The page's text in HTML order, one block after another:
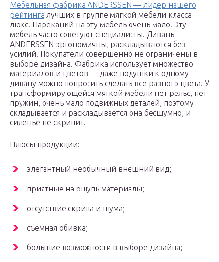
Мебельная фабрика ANDERSSEN — лидер нашего
рейтинга лучших в группе мягкой мебели класса
люкс. Нареканий на эту мебель очень мало. Эту
мебель часто советуют специалисты. Диваны
ANDERSSEN эргономичны, раскладываются без
усилий. Покупатели совершенно не ограничены в
выборе дизайна. Фабрика использует множество
материалов и цветов — даже подушки к одному
дивану можно попросить сделать все разного цвета. У
трансформирующейся мягкой мебели нет рельс, нет
пружин, очень мало подвижных деталей, поэтому
складывается и раскладывается она бесшумно, и
сиденье не скрипит.
Плюсы продукции:
элегантный необычный внешний вид;
приятные на ощупь материалы;
отсутствие скрипа и шума;
съемная обивка;
большие возможности в выборе дизайна;